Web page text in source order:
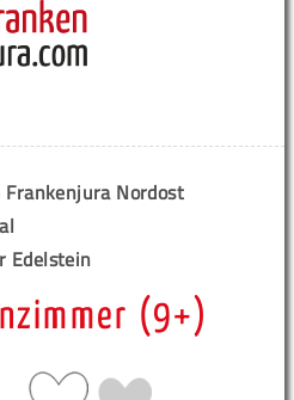
Frankenjura Nordost
Edelstein
(9+)